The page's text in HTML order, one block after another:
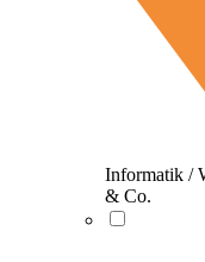
Informatik /
& Co.